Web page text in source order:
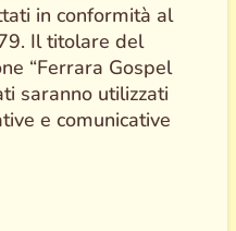
in conformità al
Il titolare del
“Ferrara Gospel
saranno utilizzati
e comunicative